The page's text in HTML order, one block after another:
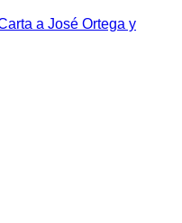
a José Ortega y